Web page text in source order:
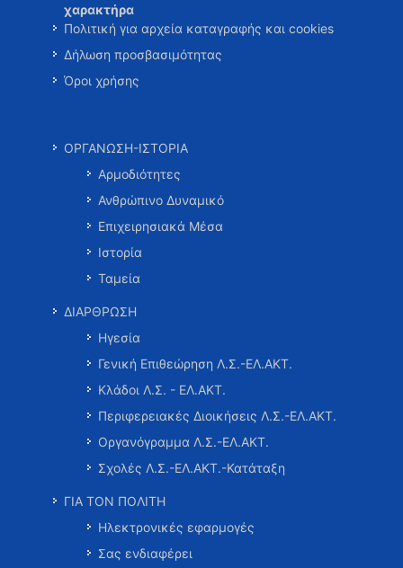
χαρακτήρα
Πολιτική για αρχεία καταγραφής και cookies
Δήλωση προσβασιμότητας
Όροι χρήσης
ΟΡΓΑΝΩΣΗ-ΙΣΤΟΡΙΑ
Αρμοδιότητες
Ανθρώπινο Δυναμικό
Επιχειρησιακά Μέσα
Ιστορία
Ταμεία
ΔΙΑΡΘΡΩΣΗ
Ηγεσία
Γενική Επιθεώρηση Λ.Σ.-ΕΛ.ΑΚΤ.
Κλάδοι Λ.Σ. - ΕΛ.ΑΚΤ.
Περιφερειακές Διοικήσεις Λ.Σ.-ΕΛ.ΑΚΤ.
Οργανόγραμμα Λ.Σ.-ΕΛ.ΑΚΤ.
Σχολές Λ.Σ.-ΕΛ.ΑΚΤ.-Κατάταξη
ΓΙΑ ΤΟΝ ΠΟΛΙΤΗ
Ηλεκτρονικές εφαρμογές
Σας ενδιαφέρει